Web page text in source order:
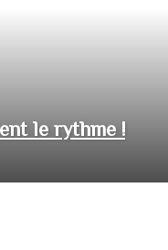
le rythme !